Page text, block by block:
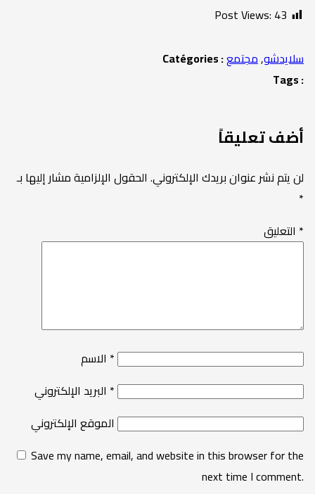
Post Views: 43
Catégories : سلايدشو,مجتمع
Tags :
أضف تعليقاً
لن يتم نشر عنوان بريدك الإلكتروني. الحقول الإلزامية مشار إليها بـ
*
*
*
*
الموقع الإلكتروني
Save my name, email, and website in this browser for the
next time I comment.